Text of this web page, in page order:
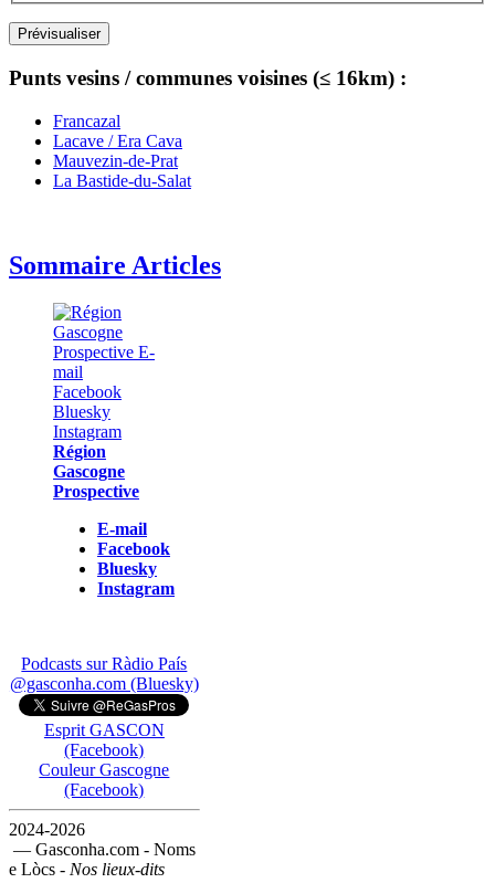
Punts vesins / communes voisines (≤ 16km) :
Francazal
Lacave / Era Cava
Mauvezin-de-Prat
La Bastide-du-Salat
Sommaire Articles
Région
Gascogne
Prospective
E-mail
Facebook
Bluesky
Instagram
Podcasts sur Ràdio País
@gasconha.com (Bluesky)
Esprit GASCON
(Facebook)
Couleur Gascogne
(Facebook)
2024-2026
— Gasconha.com - Noms
e Lòcs - Nos lieux-dits